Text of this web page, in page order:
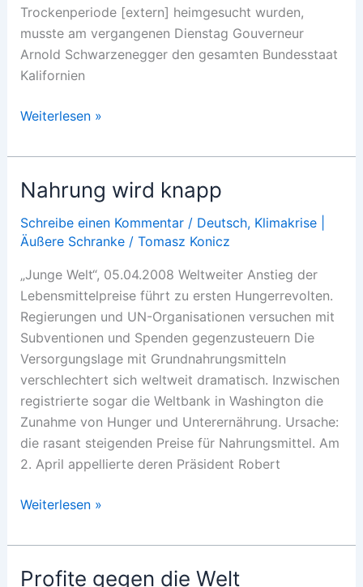
Trockenperiode [extern] heimgesucht wurden,
musste am vergangenen Dienstag Gouverneur
Arnold Schwarzenegger den gesamten Bundesstaat
Kalifornien
Peak
Peak
Weiterlesen »
Nahrung wird knapp
Schreibe einen Kommentar / Deutsch, Klimakrise |
Äußere Schranke/ Tomasz Konicz
„Junge Welt“, 05.04.2008 Weltweiter Anstieg der
Lebensmittelpreise führt zu ersten Hungerrevolten.
Regierungen und UN-Organisationen versuchen mit
Subventionen und Spenden gegenzusteuern Die
Versorgungslage mit Grundnahrungsmitteln
verschlechtert sich weltweit dramatisch. Inzwischen
registrierte sogar die Weltbank in Washington die
Zunahme von Hunger und Unterernährung. Ursache:
die rasant steigenden Preise für Nahrungsmittel. Am
2. April appellierte deren Präsident Robert
Nahrung
knapp
Weiterlesen »
Profite gegen die Welt